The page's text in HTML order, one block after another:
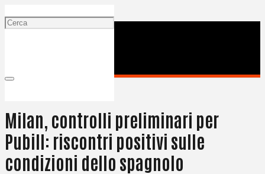
Milan, controlli preliminari per
Pubill: riscontri positivi sulle
condizioni dello spagnolo